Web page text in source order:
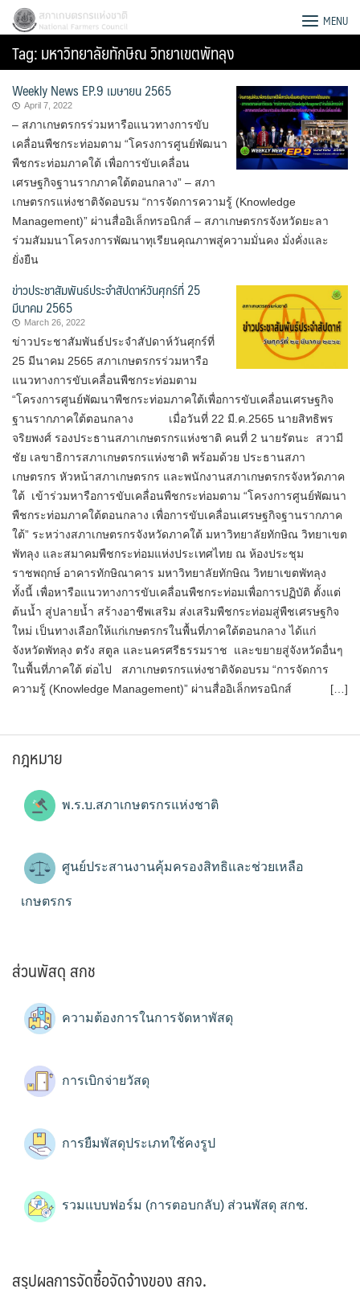
Skip
content
Search
for:
สภาเกษตรกรแห่งชาติ MENU
Tag:มหาวิทยาลัยทักษิณ วิทยาเขตพัทลุง
Weekly News EP.9 เมษายน 2565
April 7, 2022
– สภาเกษตรกรร่วมหารือแนวทางการขับ
เคลื่อนพืชกระท่อมตาม “โครงการศูนย์พัฒนา
พืชกระท่อมภาคใต้ เพื่อการขับเคลื่อน
เศรษฐกิจฐานรากภาคใต้ตอนกลาง” – สภา
เกษตรกรแห่งชาติจัดอบรม “การจัดการความรู้ (Knowledge
Management)” ผ่านสื่ออิเล็กทรอนิกส์ – สภาเกษตรกรจังหวัดยะลา
ร่วมสัมมนาโครงการพัฒนาทุเรียนคุณภาพสู่ความมั่นคง มั่งคั่งและ
ยั่งยืน
ข่าวประชาสัมพันธ์ประจำสัปดาห์วันศุกร์ที่ 25
มีนาคม 2565
March 26, 2022
ข่าวประชาสัมพันธ์ประจำสัปดาห์วันศุกร์ที่
25 มีนาคม 2565 สภาเกษตรกรร่วมหารือ
แนวทางการขับเคลื่อนพืชกระท่อมตาม
“โครงการศูนย์พัฒนาพืชกระท่อมภาคใต้เพื่อการขับเคลื่อนเศรษฐกิจ
ฐานรากภาคใต้ตอนกลาง เมื่อวันที่ 22 มี.ค.2565 นายสิทธิพร
จริยพงศ์ รองประธานสภาเกษตรกรแห่งชาติ คนที่ 2 นายรัตนะ สวามี
ชัย เลขาธิการสภาเกษตรกรแห่งชาติ พร้อมด้วย ประธานสภา
เกษตรกร หัวหน้าสภาเกษตรกร และพนักงานสภาเกษตรกรจังหวัดภาค
ใต้ เข้าร่วมหารือการขับเคลื่อนพืชกระท่อมตาม “โครงการศูนย์พัฒนา
พืชกระท่อมภาคใต้ตอนกลาง เพื่อการขับเคลื่อนเศรษฐกิจฐานรากภาค
ใต้” ระหว่างสภาเกษตรกรจังหวัดภาคใต้ มหาวิทยาลัยทักษิณ วิทยาเขต
พัทลุง และสมาคมพืชกระท่อมแห่งประเทศไทย ณ ห้องประชุม
ราชพฤกษ์ อาคารทักษิณาคาร มหาวิทยาลัยทักษิณ วิทยาเขตพัทลุง
ทั้งนี้ เพื่อหารือแนวทางการขับเคลื่อนพืชกระท่อมเพื่อการปฏิบัติ ตั้งแต่
ต้นน้ำ สู่ปลายน้ำ สร้างอาชีพเสริม ส่งเสริมพืชกระท่อมสู่พืชเศรษฐกิจ
ใหม่ เป็นทางเลือกให้แก่เกษตรกรในพื้นที่ภาคใต้ตอนกลาง ได้แก่
จังหวัดพัทลุง ตรัง สตูล และนครศรีธรรมราช และขยายสู่จังหวัดอื่นๆ
ในพื้นที่ภาคใต้ ต่อไป สภาเกษตรกรแห่งชาติจัดอบรม “การจัดการ
ความรู้ (Knowledge Management)” ผ่านสื่ออิเล็กทรอนิกส์ […]
กฎหมาย
พ.ร.บ.สภาเกษตรกรแห่งชาติ
ศูนย์ประสานงานคุ้มครองสิทธิและช่วยเหลือ
เกษตรกร
ส่วนพัสดุ สกช
ความต้องการในการจัดหาพัสดุ
การเบิกจ่ายวัสดุ
การยืมพัสดุประเภทใช้คงรูป
รวมแบบฟอร์ม (การตอบกลับ) ส่วนพัสดุ สกช.
สรุปผลการจัดซื้อจัดจ้างของ สกจ.